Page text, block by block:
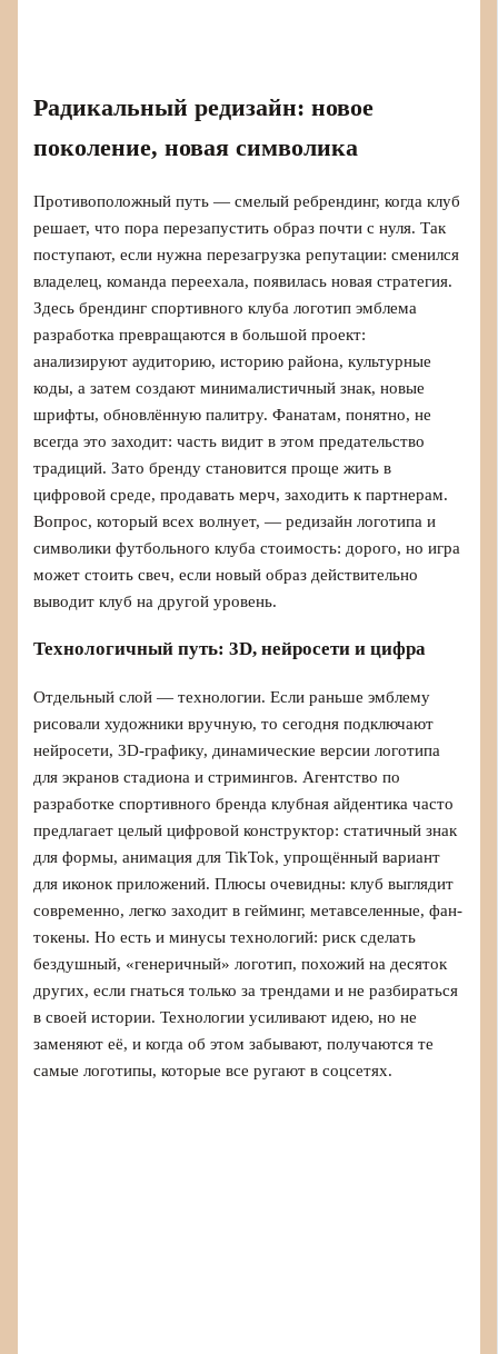
Радикальный редизайн: новое
поколение, новая символика
Противоположный путь — смелый ребрендинг, когда клуб
решает, что пора перезапустить образ почти с нуля. Так
поступают, если нужна перезагрузка репутации: сменился
владелец, команда переехала, появилась новая стратегия.
Здесь брендинг спортивного клуба логотип эмблема
разработка превращаются в большой проект:
анализируют аудиторию, историю района, культурные
коды, а затем создают минималистичный знак, новые
шрифты, обновлённую палитру. Фанатам, понятно, не
всегда это заходит: часть видит в этом предательство
традиций. Зато бренду становится проще жить в
цифровой среде, продавать мерч, заходить к партнерам.
Вопрос, который всех волнует, — редизайн логотипа и
символики футбольного клуба стоимость: дорого, но игра
может стоить свеч, если новый образ действительно
выводит клуб на другой уровень.
Технологичный путь: 3D, нейросети и цифра
Отдельный слой — технологии. Если раньше эмблему
рисовали художники вручную, то сегодня подключают
нейросети, 3D-графику, динамические версии логотипа
для экранов стадиона и стримингов. Агентство по
разработке спортивного бренда клубная айдентика часто
предлагает целый цифровой конструктор: статичный знак
для формы, анимация для TikTok, упрощённый вариант
для иконок приложений. Плюсы очевидны: клуб выглядит
современно, легко заходит в гейминг, метавселенные, фан-
токены. Но есть и минусы технологий: риск сделать
бездушный, «генеричный» логотип, похожий на десяток
других, если гнаться только за трендами и не разбираться
в своей истории. Технологии усиливают идею, но не
заменяют её, и когда об этом забывают, получаются те
самые логотипы, которые все ругают в соцсетях.